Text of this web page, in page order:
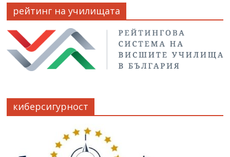
рейтинг на училищата
киберсигурност